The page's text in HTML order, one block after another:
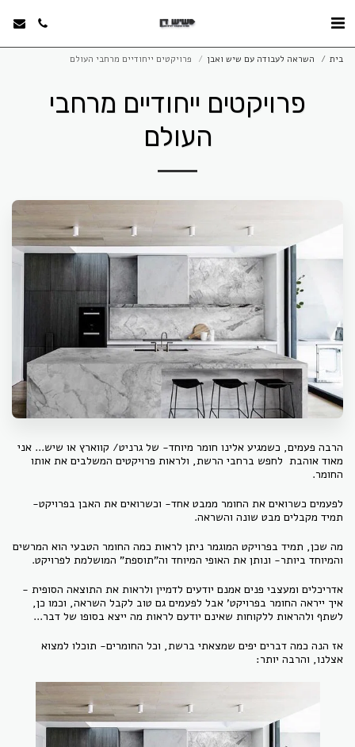
בית השראה לעבודה עם שיש ואבן פרויקטים ייחודיים מרחבי העולם
פרויקטים ייחודיים מרחבי
העולם
הרבה פעמים, כשמגיע אלינו חומר מיוחד- של גרניט/ קווארץ או שיש... אני
מאוד אוהבת לחפש ברחבי הרשת, ולראות פרויקטים המשלבים את אותו
החומר.
לפעמים כשרואים את החומר ממבט אחד- וכשרואים את האבן בפרויקט-
תמיד מקבלים מבט שונה והשראה.
מה שכן, תמיד בפרויקט המוגמר ניתן לראות כמה החומר הטבעי הוא המרשים
והמיוחד ביותר- ונותן את האופי המיוחד וה"תוספת" המושלמת לפרויקט.
אדריכלים ומעצבי פנים אמנם יודעים לדמיין ולראות את התוצאה הסופית -
איך ייראה החומר בפרויקט' אבל לפעמים גם טוב לקבל השראה, וכמו כן,
לשתף ולהראות ללקוחות שאינם יודעם לראות מה ייצא בסופו של דבר...
אז הנה כמה דברים יפים שמצאתי ברשת, וכל החומרים- תוכלו למצוא
אצלנו, והרבה יותר: